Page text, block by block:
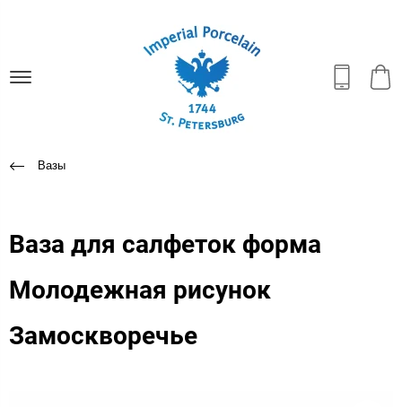
Вазы
Ваза для салфеток форма
Молодежная рисунок
Замоскворечье